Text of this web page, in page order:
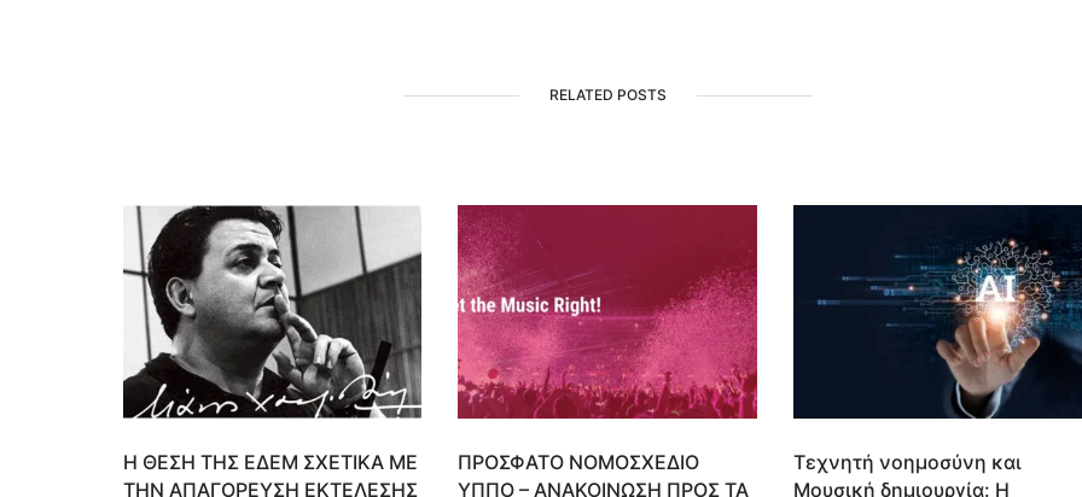
RELATED POSTS
Η ΘΕΣΗ ΤΗΣ ΕΔΕΜ ΣΧΕΤΙΚΑ ΜΕ
ΤΗΝ ΑΠΑΓΟΡΕΥΣΗ ΕΚΤΕΛΕΣΗΣ
ΠΡΟΣΦΑΤΟ ΝΟΜΟΣΧΕΔΙΟ
ΥΠΠΟ – ΑΝΑΚΟΙΝΩΣΗ ΠΡΟΣ ΤΑ
Τεχνητή νοημοσύνη και
Μουσική δημιουργία: Η